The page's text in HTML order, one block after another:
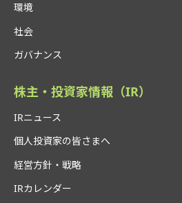
環境
社会
ガバナンス
株主・投資家情報（IR）
IRニュース
個人投資家の皆さまへ
経営方針・戦略
IRカレンダー